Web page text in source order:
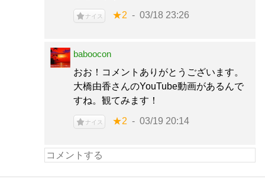
ナイス ★2 03/18 23:26
baboocon
おお！コメントありがとうございます。
大橋由香さんのYouTube動画があるんで
すね。観てみます！
ナイス ★2 03/19 20:14